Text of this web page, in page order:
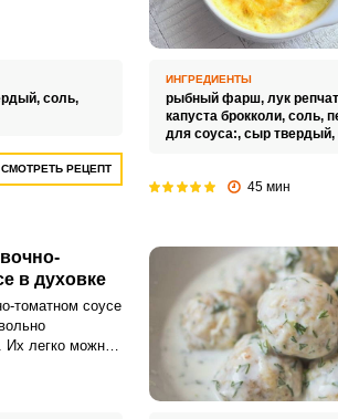
соль,
СМОТРЕТЬ РЕЦЕПТ
ИНГРЕДИЕНТЫ
рыбный фарш, лук
капуста брокколи, соль,
для соуса:, сыр твердый,
45 мин
в духовке
томатном соусе
Их легко можно